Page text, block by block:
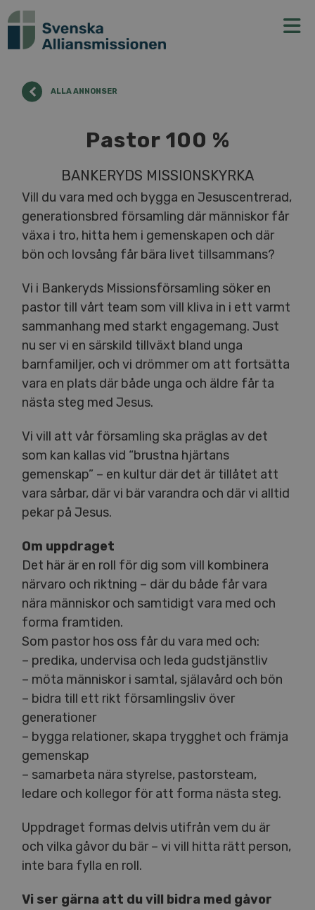
ALLA ANNONSER
Pastor 100 %
BANKERYDS MISSIONSKYRKA
Vill du vara med och bygga en Jesuscentrerad,
generationsbred församling där människor får
växa i tro, hitta hem i gemenskapen och där
bön och lovsång får bära livet tillsammans?
Vi i Bankeryds Missionsförsamling söker en
pastor till vårt team som vill kliva in i ett varmt
sammanhang med starkt engagemang. Just
nu ser vi en särskild tillväxt bland unga
barnfamiljer, och vi drömmer om att fortsätta
vara en plats där både unga och äldre får ta
nästa steg med Jesus.
Vi vill att vår församling ska präglas av det
som kan kallas vid “brustna hjärtans
gemenskap” – en kultur där det är tillåtet att
vara sårbar, där vi bär varandra och där vi alltid
pekar på Jesus.
Om uppdraget
Det här är en roll för dig som vill kombinera
närvaro och riktning – där du både får vara
nära människor och samtidigt vara med och
forma framtiden.
Som pastor hos oss får du vara med och:
– predika, undervisa och leda gudstjänstliv
– möta människor i samtal, själavård och bön
– bidra till ett rikt församlingsliv över
generationer
– bygga relationer, skapa trygghet och främja
gemenskap
– samarbeta nära styrelse, pastorsteam,
ledare och kollegor för att forma nästa steg.
Uppdraget formas delvis utifrån vem du är
och vilka gåvor du bär – vi vill hitta rätt person,
inte bara fylla en roll.
Vi ser gärna att du vill bidra med gåvor